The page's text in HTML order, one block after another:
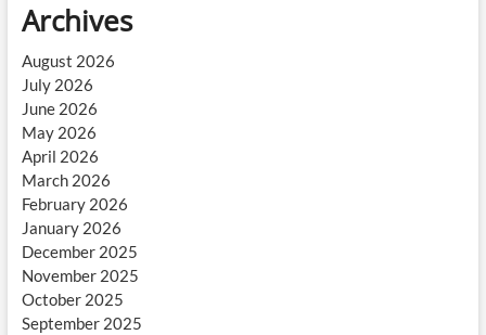
Archives
August 2026
July 2026
June 2026
May 2026
April 2026
March 2026
February 2026
January 2026
December 2025
November 2025
October 2025
September 2025